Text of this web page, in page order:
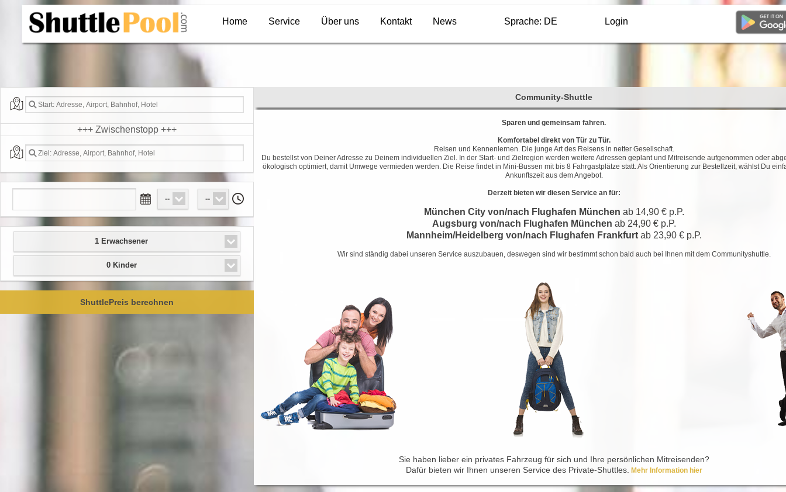
Home
Service Über uns Kontakt News Sprache: DE Login
+++ Zwischenstopp +++
-- --
1 Erwachsener
0 Kinder
ShuttlePreis berechnen
Community-Shuttle
Sparen und gemeinsam fahren.
Komfortabel direkt von Tür zu Tür.
Reisen und Kennenlernen. Die junge Art des Reisens in netter Gesellschaft.
Du bestellst von Deiner Adresse zu Deinem individuellen Ziel. In der Start- und Zielregion werden weitere Adressen geplant und Mitreisende aufgenommen oder
ökologisch optimiert, damit Umwege vermieden werden. Die Reise findet in Mini-Bussen mit bis 8 Fahrgastplätze statt. Als Orientierung zur Bestellzeit, wählst Du
Ankunftszeit aus dem Angebot.
Derzeit bieten wir diesen Service an für:
München City von/nach Flughafen München ab 14,90 € p.P.
Augsburg von/nach Flughafen München ab 24,90 € p.P.
Mannheim/Heidelberg von/nach Flughafen Frankfurtab 23,90 € p.P.
Wir sind ständig dabei unseren Service auszubauen, deswegen sind wir bestimmt schon bald auch bei Ihnen mit dem Communityshuttle.
Sie haben lieber ein privates Fahrzeug für sich und Ihre persönlichen Mitreisenden?
Dafür bieten wir Ihnen unseren Service des Private-Shuttles.
Mehr Information hier